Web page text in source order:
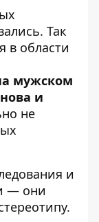
Так
в области
мужском
и
не
и
— они